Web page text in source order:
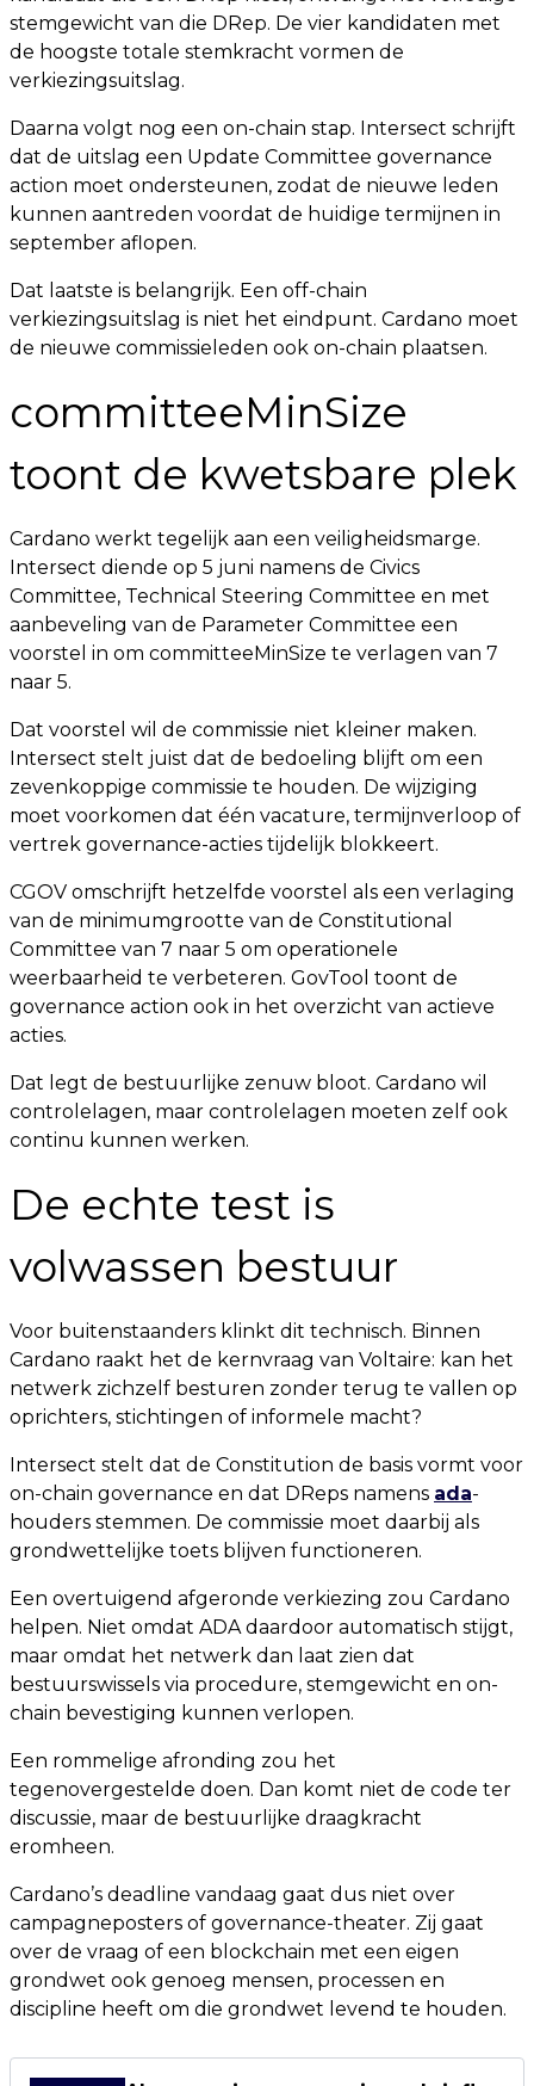
stemgewicht van die DRep. De vier kandidaten met
de hoogste totale stemkracht vormen de
verkiezingsuitslag.
Daarna volgt nog een on-chain stap. Intersect schrijft
dat de uitslag een Update Committee governance
action moet ondersteunen, zodat de nieuwe leden
kunnen aantreden voordat de huidige termijnen in
september aflopen.
Dat laatste is belangrijk. Een off-chain
verkiezingsuitslag is niet het eindpunt. Cardano moet
de nieuwe commissieleden ook on-chain plaatsen.
committeeMinSize
toont de kwetsbare plek
Cardano werkt tegelijk aan een veiligheidsmarge.
Intersect diende op 5 juni namens de Civics
Committee, Technical Steering Committee en met
aanbeveling van de Parameter Committee een
voorstel in om committeeMinSize te verlagen van 7
naar 5.
Dat voorstel wil de commissie niet kleiner maken.
Intersect stelt juist dat de bedoeling blijft om een
zevenkoppige commissie te houden. De wijziging
moet voorkomen dat één vacature, termijnverloop of
vertrek governance-acties tijdelijk blokkeert.
CGOV omschrijft hetzelfde voorstel als een verlaging
van de minimumgrootte van de Constitutional
Committee van 7 naar 5 om operationele
weerbaarheid te verbeteren. GovTool toont de
governance action ook in het overzicht van actieve
acties.
Dat legt de bestuurlijke zenuw bloot. Cardano wil
controlelagen, maar controlelagen moeten zelf ook
continu kunnen werken.
De echte test is
volwassen bestuur
Voor buitenstaanders klinkt dit technisch. Binnen
Cardano raakt het de kernvraag van Voltaire: kan het
netwerk zichzelf besturen zonder terug te vallen op
oprichters, stichtingen of informele macht?
Intersect stelt dat de Constitution de basis vormt voor
on-chain governance en dat DReps namens ada-
houders stemmen. De commissie moet daarbij als
grondwettelijke toets blijven functioneren.
Een overtuigend afgeronde verkiezing zou Cardano
helpen. Niet omdat ADA daardoor automatisch stijgt,
maar omdat het netwerk dan laat zien dat
bestuurswissels via procedure, stemgewicht en on-
chain bevestiging kunnen verlopen.
Een rommelige afronding zou het
tegenovergestelde doen. Dan komt niet de code ter
discussie, maar de bestuurlijke draagkracht
eromheen.
Cardano’s deadline vandaag gaat dus niet over
campagneposters of governance-theater. Zij gaat
over de vraag of een blockchain met een eigen
grondwet ook genoeg mensen, processen en
discipline heeft om die grondwet levend te houden.